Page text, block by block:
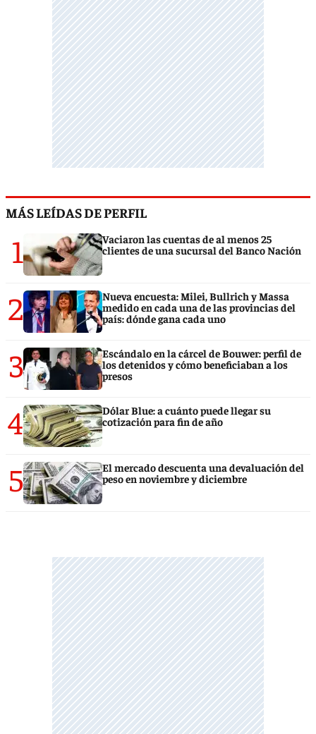
MÁS LEÍDAS DE PERFIL
1
Vaciaron las cuentas de al menos 25
clientes de una sucursal del Banco Nación
2
Nueva encuesta: Milei, Bullrich y Massa
medido en cada una de las provincias del
país: dónde gana cada uno
3
Escándalo en la cárcel de Bouwer: perfil de
los detenidos y cómo beneficiaban a los
presos
4
Dólar Blue: a cuánto puede llegar su
cotización para fin de año
5
El mercado descuenta una devaluación del
peso en noviembre y diciembre